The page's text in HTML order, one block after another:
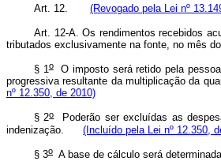
Art. 12. (Revogado pela Lei nº
Art. 12-A. Os rendimentos recebidos
tributados exclusivamente na fonte, no
§ 1oO imposto será retido pela pessoa
progressiva resultante da multiplicação da
nº 12.350, de 2010)
§ 2oPoderão ser excluídas as
indenização. (Incluído pela Lei nº 12.350,
§ 3o A base de cálculo será